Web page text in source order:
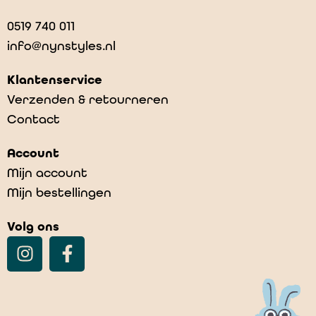
0519 740 011
info@nynstyles.nl
Klantenservice
Verzenden & retourneren
Contact
Account
Mijn account
Mijn bestellingen
Volg ons